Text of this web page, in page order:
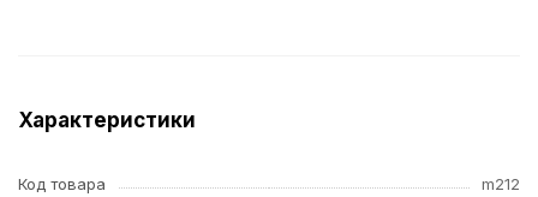
Характеристики
Код товара m212